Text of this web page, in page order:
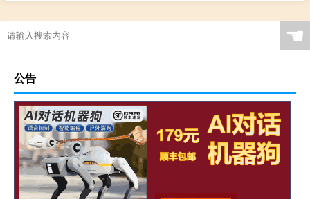
☚
公告